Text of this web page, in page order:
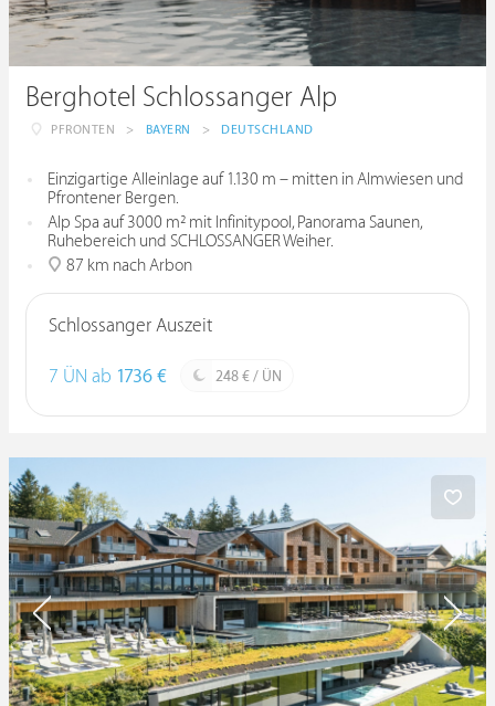
Berghotel Schlossanger Alp
PFRONTEN > BAYERN > DEUTSCHLAND
Einzigartige Alleinlage auf 1.130 m – mitten in Almwiesen und
Pfrontener Bergen.
Alp Spa auf 3000 m² mit Infinitypool, Panorama Saunen,
Ruhebereich und SCHLOSSANGER Weiher.
87 km nach Arbon
Schlossanger Auszeit
7 ÜN ab 1736 € 248 € / ÜN